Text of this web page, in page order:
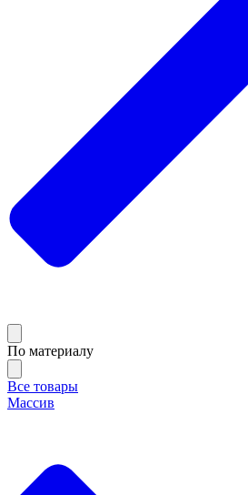
По материалу
Все товары
Массив